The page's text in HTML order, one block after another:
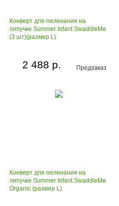
Конверт для пеленания на
липучке Summer Infant SwaddleMe
(3 шт)(размер L)
Предзаказ
2 488 р.
Конверт для пеленания на
липучке Summer Infant SwaddleMe
Organic (размер L)